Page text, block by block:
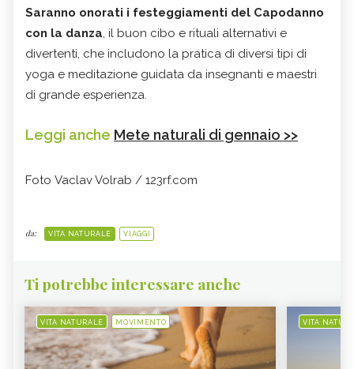
Saranno onorati i festeggiamenti del Capodanno
con la danza, il buon cibo e rituali alternativi e
divertenti, che includono la pratica di diversi tipi di
yoga e meditazione guidata da insegnanti e maestri
di grande esperienza.
Leggi anche Mete naturali di gennaio >>
Foto Vaclav Volrab / 123rf.com
da: VITA NATURALE VIAGGI
Ti potrebbe interessare anche
VITA NATURALE MOVIMENTO VITA